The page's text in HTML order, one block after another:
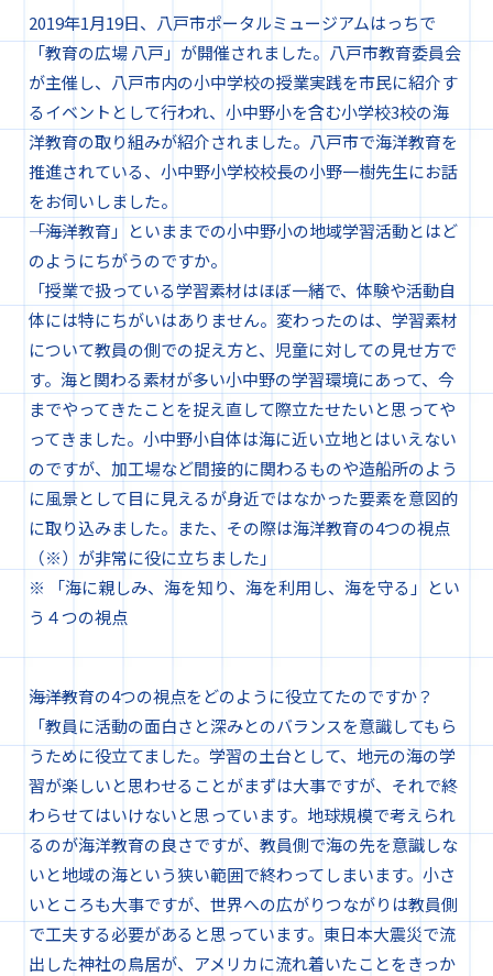
2019年1月19日、八戸市ポータルミュージアムはっちで
「教育の広場 八戸」が開催されました。八戸市教育委員会
が主催し、八戸市内の小中学校の授業実践を市民に紹介す
るイベントとして行われ、小中野小を含む小学校3校の海
洋教育の取り組みが紹介されました。八戸市で海洋教育を
推進されている、小中野小学校校長の小野一樹先生にお話
をお伺いしました。
―――「海洋教育」といままでの小中野小の地域学習活動とはど
のようにちがうのですか。
「授業で扱っている学習素材はほぼ一緒で、体験や活動自
体には特にちがいはありません。変わったのは、学習素材
について教員の側での捉え方と、児童に対しての見せ方で
す。海と関わる素材が多い小中野の学習環境にあって、今
までやってきたことを捉え直して際立たせたいと思ってや
ってきました。小中野小自体は海に近い立地とはいえない
のですが、加工場など間接的に関わるものや造船所のよう
に風景として目に見えるが身近ではなかった要素を意図的
に取り込みました。また、その際は海洋教育の4つの視点
（※）が非常に役に立ちました」
※ 「海に親しみ、海を知り、海を利用し、海を守る」とい
う４つの視点
―――海洋教育の4つの視点をどのように役立てたのですか？
「教員に活動の面白さと深みとのバランスを意識してもら
うために役立てました。学習の土台として、地元の海の学
習が楽しいと思わせることがまずは大事ですが、それで終
わらせてはいけないと思っています。地球規模で考えられ
るのが海洋教育の良さですが、教員側で海の先を意識しな
いと地域の海という狭い範囲で終わってしまいます。小さ
いところも大事ですが、世界への広がりつながりは教員側
で工夫する必要があると思っています。東日本大震災で流
出した神社の鳥居が、アメリカに流れ着いたことをきっか